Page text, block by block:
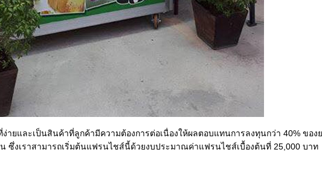
ยและเป็นสินค้าที่ลูกค้ามีความต้องการต่อเนื่องให้ผลตอบแทนการลงทุนกว่า 40% ของ
งเราสามารถเริ่มต้นแฟรนไชส์นี้ด้วยงบประมาณค่าแฟรนไชส์เบื้องต้นที่ 25,000 บาท